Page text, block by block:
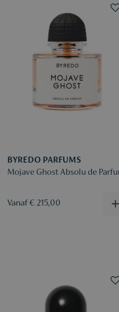
BYREDO PARFUMS
Mojave Ghost Absolu de
Vanaf € 215,00